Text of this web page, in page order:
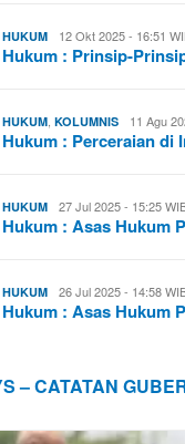
12 Okt 2025 - 16:51
: Prinsip-
, KOLUMNIS 11 Agu
: Perceraian di
27 Jul 2025 - 15:25
: Asas Hukum
26 Jul 2025 - 14:58
: Asas Hukum
– CATATAN